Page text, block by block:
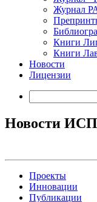
Журнал
Книги
Книги
Новости
Лицензии
Новости
Проекты
Инновации
Публикации